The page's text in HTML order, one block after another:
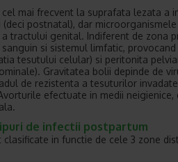
mai frecvent la suprafata lezata a
(deci postnatal), dar
tractului genital. Indiferent de zona
si sistemul limfatic,
tesutului celular) si peritonita
Gravitatea bolii depinde de
de rezistenta a tesuturilor
efectuate in medii neigienice,
de infectii postpartum
in functie de cele 3 zone